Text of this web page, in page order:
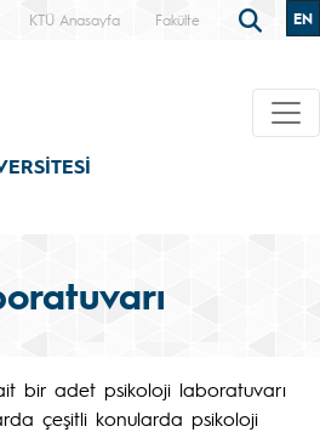
KTÜ Anasayfa Fakülte EN
bir adet psikoloji laboratuvarı
çeşitli konularda psikoloji